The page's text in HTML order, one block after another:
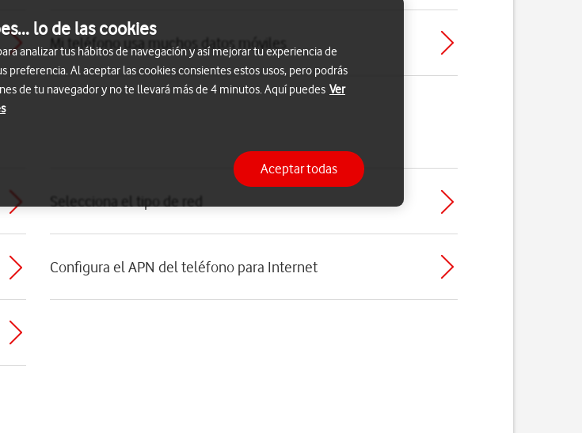
Mi teléfono usa muchos datos móviles
Selecciona el tipo de red
Configura el APN del teléfono para Internet
lo de las cookies
analizar tus hábitos de navegación y así mejorar tu experiencia de
preferencia. Al aceptar las cookies consientes estos usos, pero podrás
de tu navegador y no te llevará más de 4 minutos. Aquí puedes Ver
Aceptar todas